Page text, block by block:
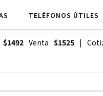
TELÉFONOS ÚTILES
$1492Venta $1525|